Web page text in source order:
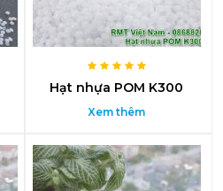
Hạt nhựa POM K300
Xem thêm